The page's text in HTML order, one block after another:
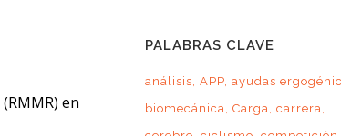
(RMMR) en
PALABRAS CLAVE
análisis APP ayudas
biomecánica Carga carrera